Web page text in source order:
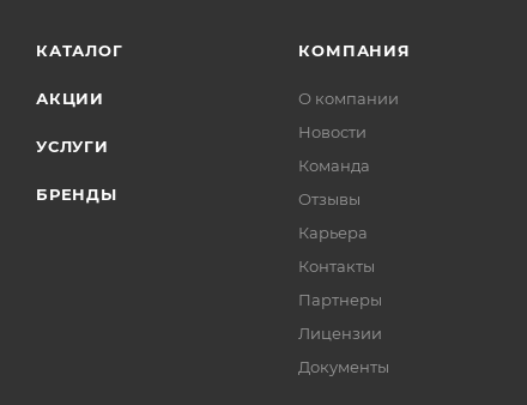
КАТАЛОГ
АКЦИИ
УСЛУГИ
БРЕНДЫ
КОМПАНИЯ
О компании
Новости
Команда
Отзывы
Карьера
Контакты
Партнеры
Лицензии
Документы